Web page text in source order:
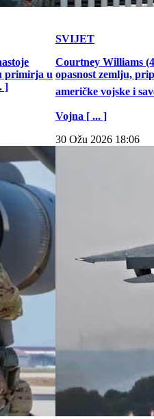
primirja u
]
SVIJET
Courtney Williams
opasnost zemlju,
američke vojske i
Vojna [ ... ]
30 Ožu 2026 18:06